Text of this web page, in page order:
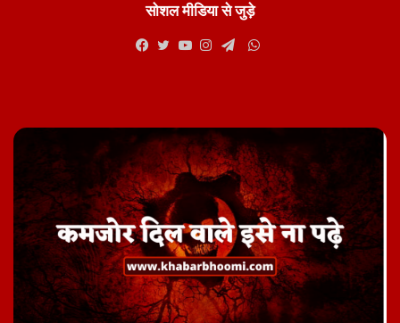
सोशल मीडिया से जुड़े
WhatsApp